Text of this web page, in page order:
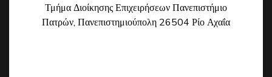
Τμήμα Διοίκησης Επιχειρήσεων Πανεπιστήμιο
Πατρών, Πανεπιστημιούπολη 26504 Ρίο Αχαΐα